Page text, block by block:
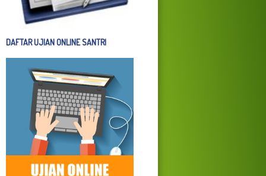
DAFTAR UJIAN ONLINE SANTRI